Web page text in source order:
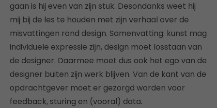
gaan is hij even van zijn stuk. Desondanks weet hij
mij bij de les te houden met zijn verhaal over de
misvattingen rond design. Samenvatting: kunst mag
individuele expressie zijn, design moet losstaan van
de designer. Daarmee moet dus ook het ego van de
designer buiten zijn werk blijven. Van de kant van de
opdrachtgever moet er gezorgd worden voor
feedback, sturing en (vooral) data.